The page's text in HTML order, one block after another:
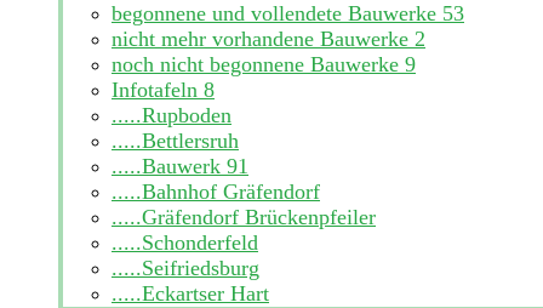
begonnene und vollendete Bauwerke 53
nicht mehr vorhandene Bauwerke 2
noch nicht begonnene Bauwerke 9
Infotafeln 8
.....Rupboden
.....Bettlersruh
.....Bauwerk 91
.....Bahnhof Gräfendorf
.....Gräfendorf Brückenpfeiler
.....Schonderfeld
.....Seifriedsburg
.....Eckartser Hart